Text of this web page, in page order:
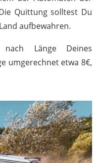
Quittung solltest Du
aufbewahren.
Länge Deines
umgerechnet etwa 8€,